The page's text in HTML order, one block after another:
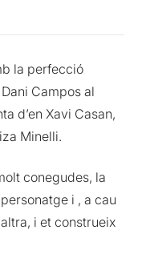
la perfecció
Campos al
d’en Xavi Casan,
Minelli.
conegudes, la
i , a cau
i et construeix